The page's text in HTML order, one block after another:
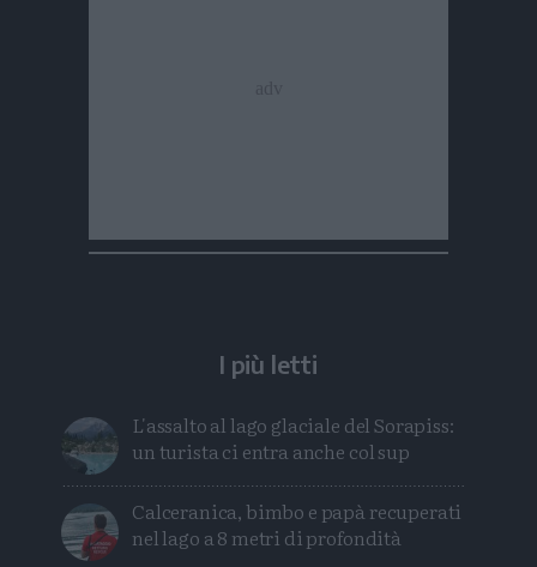
I più letti
L'assalto al lago glaciale del Sorapiss:
un turista ci entra anche col sup
Calceranica, bimbo e papà recuperati
nel lago a 8 metri di profondità